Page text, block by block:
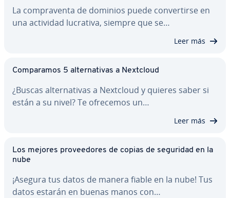
La co­m­pra­ve­n­ta de dominios puede co­n­ve­r­ti­r­se en
una actividad lucrativa, siempre que se…
Leer más
Co­m­pa­ra­mos 5 al­te­r­na­ti­vas a Nextcloud
¿Buscas al­te­r­na­ti­vas a Nextcloud y quieres saber si
están a su nivel? Te ofrecemos un…
Leer más
Los mejores pro­vee­do­res de copias de seguridad en la
nube
¡Asegura tus datos de manera fiable en la nube! Tus
datos estarán en buenas manos con…